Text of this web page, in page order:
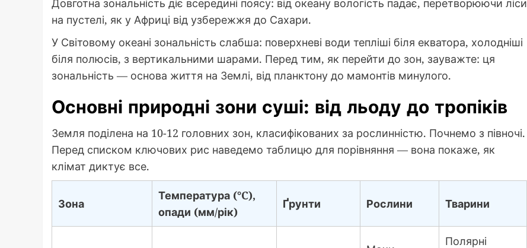
Довготна зональність діє всередині поясу: від океану вологість падає, перетворюючи ліси
на пустелі, як у Африці від узбережжя до Сахари.
У Світовому океані зональність слабша: поверхневі води тепліші біля екватора, холодніші
біля полюсів, з вертикальними шарами. Перед тим, як перейти до зон, зауважте: ця
зональність — основа життя на Землі, від планктону до мамонтів минулого.
Основні природні зони суші: від льоду до тропіків
Земля поділена на 10-12 головних зон, класифікованих за рослинністю. Почнемо з півночі.
Перед списком ключових рис наведемо таблицю для порівняння — вона покаже, як
клімат диктує все.
Зона
Температура (°C),
опади (мм/рік)
Ґрунти Рослини Тварини
Полярні